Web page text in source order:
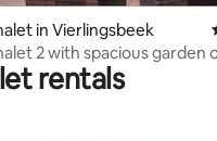
in Vierlingsbeek
2 with spacious garden
rentals